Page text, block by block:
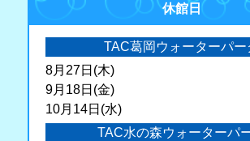
休館日
TAC葛岡ウォーターパー
8月27日(木)
9月18日(金)
10月14日(水)
TAC水の森ウォーターパ